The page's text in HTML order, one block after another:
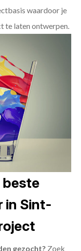
waardoor je
te laten ontwerpen.
beste
in Sint-
gezocht? Zoek